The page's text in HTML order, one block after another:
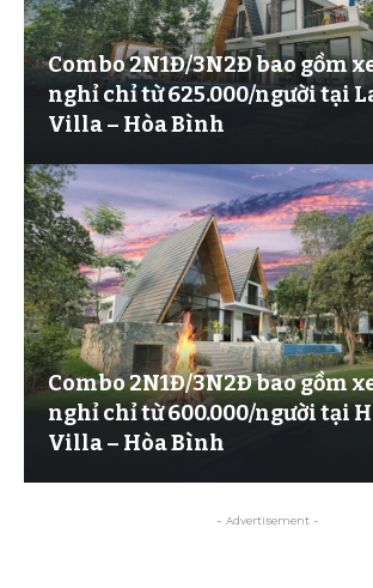
Combo 2N1Đ/3N2Đ bao gồm
nghỉ chỉ từ 625.000/người tại
Villa – Hòa Bình
Combo 2N1Đ/3N2Đ bao gồm
nghỉ chỉ từ 600.000/người tại
Villa – Hòa Bình
- Advertisement -